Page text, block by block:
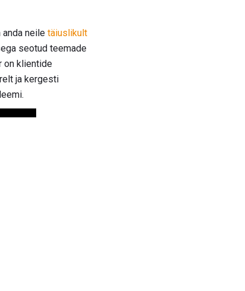
neile täiuslikult
seotud teemade
on klientide
ja kergesti